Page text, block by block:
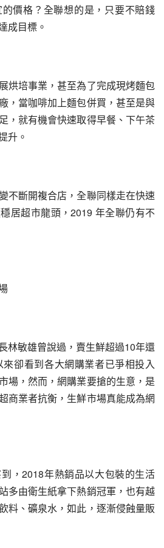
價格？全聯想的是，只要不賠錢
成目標。
烘培事業，甚至為了完成現烤麵包
，當咖啡加上麵包併買，甚至是與
，就有機會快速取得早餐、下午茶
升。
不斷開複合店，全聯同樣走在快速
居超市龍頭，2019 年全聯仍有不
林敏雄曾說過，賣生鮮超過10年還
卻看到各大網購業者已爭相投入
場，然而，網購業要搶的生意，是
商業者抗衡，生鮮市場真能成為網
，2018年熱銷品以大包裝的生活
多由衛生紙拿下熱銷冠軍，也有越
料、礦泉水，如此，逐漸侵蝕量販